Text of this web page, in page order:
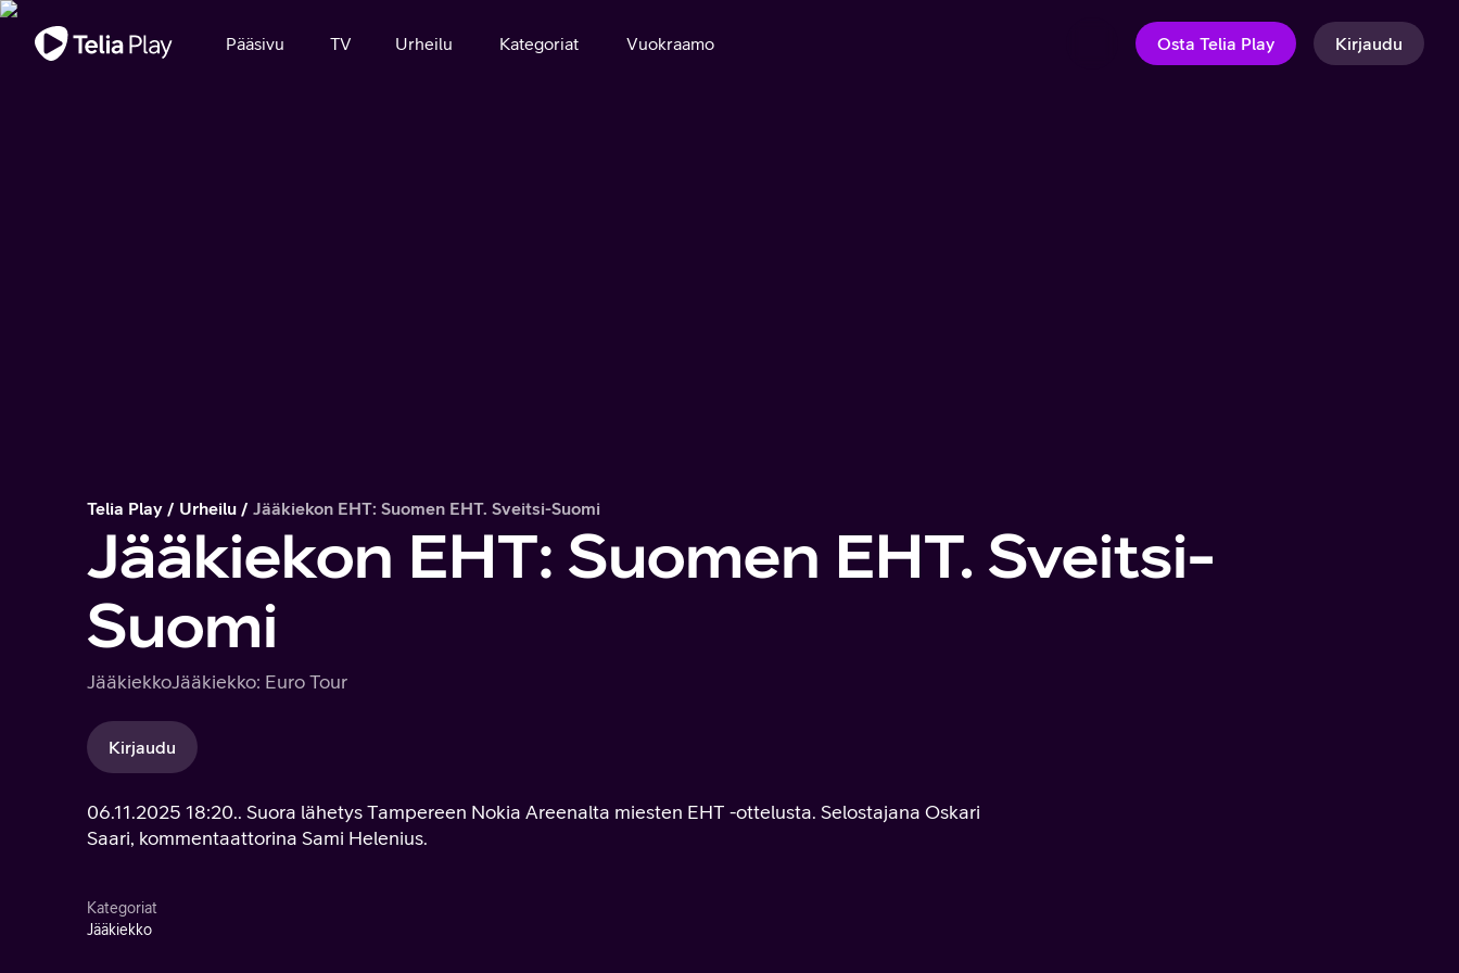
Tärkeä viesti
Pääsivu TV Urheilu Kategoriat Vuokraamo Osta Telia Play Kirjaudu
Telia Play Urheilu Jääkiekon EHT: Suomen EHT. Sveitsi-Suomi
Jääkiekon EHT: Suomen EHT. Sveitsi-
Suomi
JääkiekkoJääkiekko: Euro Tour
Kirjaudu
06.11.2025 18:20.. Suora lähetys Tampereen Nokia Areenalta miesten EHT -ottelusta. Selostajana Oskari
Saari, kommentaattorina Sami Helenius.
Kategoriat
Jääkiekko